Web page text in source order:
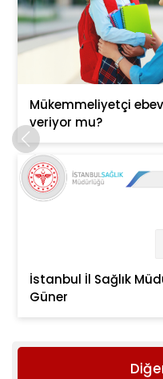
Mükemmeliyetçi
veriyor mu?
İstanbul İl Sağlık
Güner